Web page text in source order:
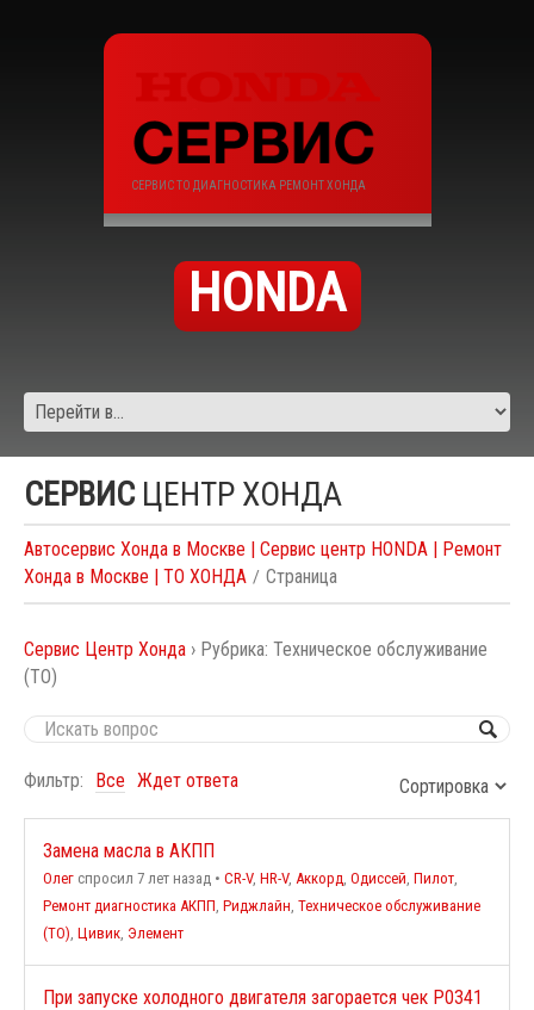
СЕРВИС ТО ДИАГНОСТИКА РЕМОНТ ХОНДА
HONDA
СЕРВИСЦЕНТР ХОНДА
Автосервис Хонда в Москве | Сервис центр HONDA | Ремонт
Хонда в Москве | ТО ХОНДА
Страница
Сервис Центр Хонда › Рубрика: Техническое обслуживание
(ТО)
Фильтр: Все Ждет ответа
Замена масла в АКПП
Олег спросил 7 лет назад • CR-V, HR-V, Аккорд Одиссей Пилот
Ремонт диагностика АКПП Риджлайн Техническое обслуживание
(ТО) Цивик Элемент
При запуске холодного двигателя загорается чек P0341